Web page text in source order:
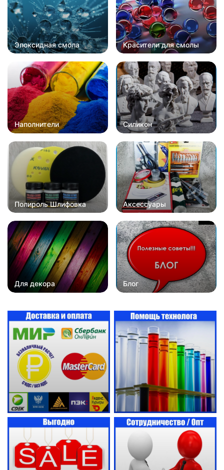
Эпоксидная смола Красители для смолы
Наполнители Силикон
Полироль Шлифовка Аксессуары
Для декора Блог